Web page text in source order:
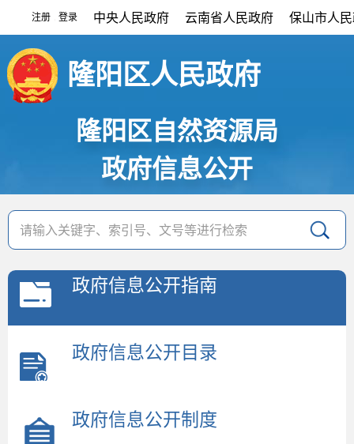
注册 登录 中央人民政府 云南省人民政府 保山市人
隆阳区人民政府
隆阳区自然资源局
政府信息公开
政府信息公开指南
政府信息公开目录
政府信息公开制度